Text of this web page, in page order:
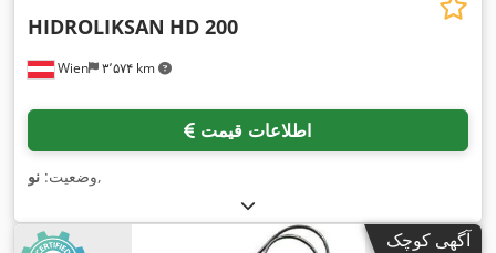
Wien ۳٬۵۷۴ km
HIDROLIKSAN HD 200
اطلاعات قیمت
وضعیت: نو ,
آگهی کوچک